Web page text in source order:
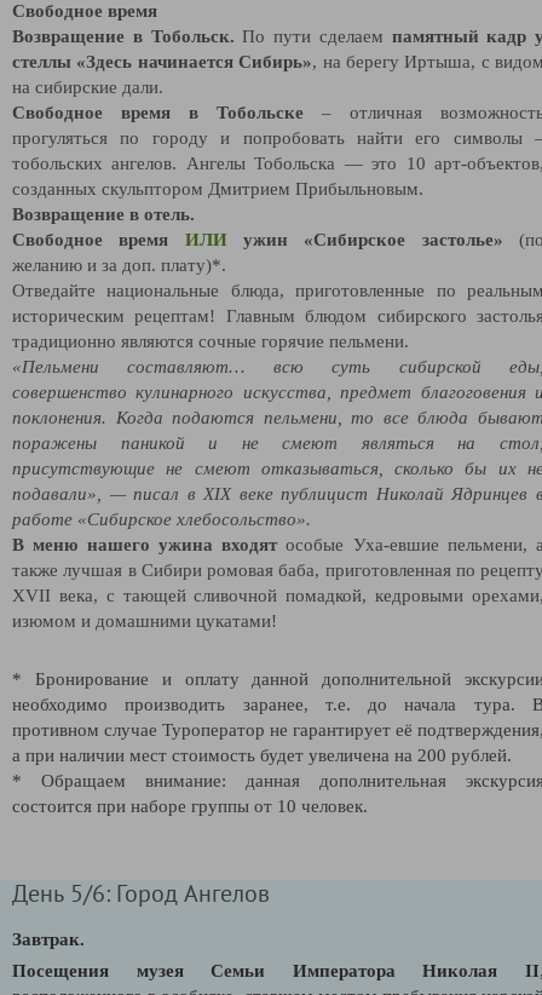
Свободное время
Возвращение в Тобольск. По пути сделаем памятный кадр
стеллы «Здесь начинается Сибирь», на берегу Иртыша, с
на сибирские дали.
Свободное время в Тобольске – отличная
прогуляться по городу и попробовать найти его символы
тобольских ангелов. Ангелы Тобольска — это 10 арт-
созданных скульптором Дмитрием Прибыльновым.
Возвращение в отель.
Свободное время ИЛИужин «Сибирское застолье»
желанию и за доп. плату)*.
Отведайте национальные блюда, приготовленные по
историческим рецептам! Главным блюдом сибирского
традиционно являются сочные горячие пельмени.
«Пельмени составляют… всю суть сибирской
совершенство кулинарного искусства, предмет благоговения
поклонения. Когда подаются пельмени, то все блюда
поражены паникой и не смеют являться на
присутствующие не смеют отказываться, сколько бы их
подавали», — писал в XIX веке публицист Николай Ядринцев
работе «Сибирское хлебосольство».
В меню нашего ужина входят особые Уха-евшие пельмени,
также лучшая в Сибири ромовая баба, приготовленная по
XVII века, с тающей сливочной помадкой, кедровыми
изюмом и домашними цукатами!
* Бронирование и оплату данной дополнительной
необходимо производить заранее, т.е. до начала тура.
противном случае Туроператор не гарантирует её
а при наличии мест стоимость будет увеличена на 200 рублей.
* Обращаем внимание: данная дополнительная
состоится при наборе группы от 10 человек.
День 5/6: Город Ангелов
Завтрак.
Посещения музея Семьи Императора Николая II